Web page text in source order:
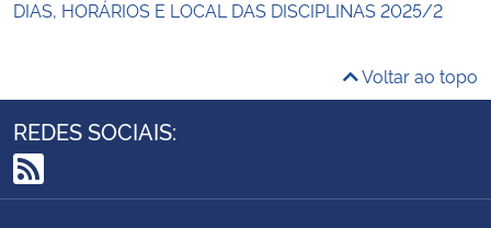
DIAS, HORÁRIOS E LOCAL DAS DISCIPLINAS 2025/2
Voltar ao topo
REDES SOCIAIS:
RSS